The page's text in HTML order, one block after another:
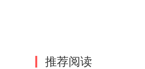
推荐阅读